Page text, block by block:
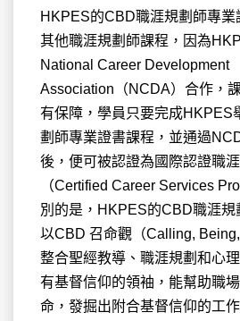
HKPES的CBD職涯規劃師專
其他職涯規劃師課程，因為
National Career Development
Association（NCDA）合作，
有保障，學員只要完成HKPES
劃師專業證書課程，並通過
後，便可被認證為國際認證職
（Certified Career Services
別的是，HKPES的CBD職涯規
以CBD 召命觀（Calling,
整合聖經教導、職涯規劃和心
有基督信仰的領袖，能幫助職
命，發掘出附合基督信仰的工